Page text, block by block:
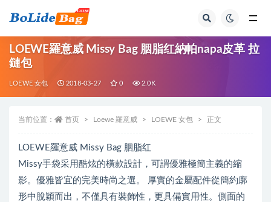
LOEWE羅意威 Missy Bag 胭脂红納帕napa皮革 拉
鏈包
LOEWE 女包 2018-03-27 0 2.0K
当前位置： 首页 Loewe 羅意威 LOEWE 女包 正文
LOEWE羅意威 Missy Bag 胭脂红
Missy手袋采用酷炫的橫款設計，可謂優雅極簡主義的縮
影。優雅皆宜的完美時尚之選。 厚實的金屬配件從簡約廓
形中脫穎而出，不僅具有裝飾性，更具備實用性。側面的